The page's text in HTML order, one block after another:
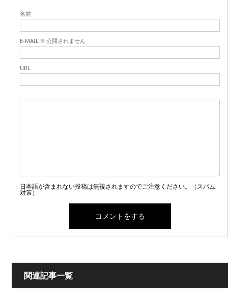
名前
E-MAIL ※ 公開されません
URL
日本語が含まれない投稿は無視されますのでご注意ください。（スパム
対策）
関連記事一覧